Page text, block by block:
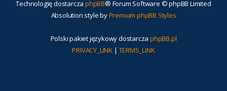
Technologię dostarcza phpBB® Forum Software © phpBB Limited
Absolution style byPremium phpBB Styles
Polski pakiet językowy dostarcza phpBB.pl
PRIVACY_LINK | TERMS_LINK